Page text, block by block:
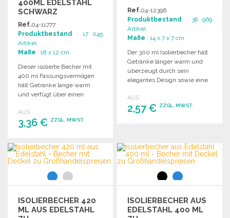
400ML EDELSTAHL
SCHWARZ
Ref.04-11777
Produktbestand : 17 045
Artikel
Maße : 18 x 12 cm
Dieser isolierte Becher mit
400 ml Fassungsvermögen
hält Getränke lange warm
und verfügt über einen
einen praktischen Deckel.
AUS
3,36 € ZZGL. MWST.
BESTELLEN
Angebot anfordern
Ref.04-12396
Produktbestand : 38 969
Artikel
Maße : 14 x 7 x 7 cm
Der 300 ml Isolierbecher hält
Getränke länger warm und
überzeugt durch sein
elegantes Design sowie eine
Bauweise.
AUS
2,57 € ZZGL. MWST.
Angebot anfordern
ISOLIERBECHER 420
ML AUS EDELSTAHL
ISOLIERBECHER AUS
EDELSTAHL 400 ML